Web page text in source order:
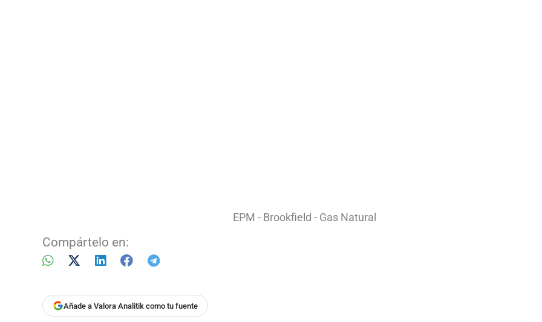
EPM - Brookfield - Gas Natural
Compártelo en:
Añade a Valora Analitik como tu fuente